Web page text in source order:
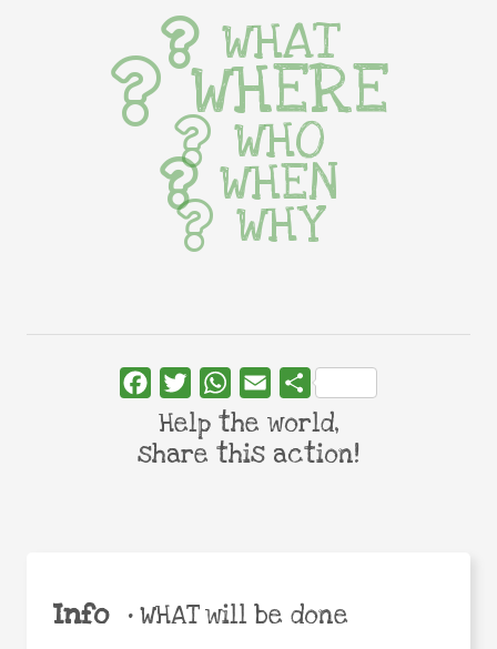
Info •WHAT will be done
WHAT
WHERE
WHO
WHEN
WHY
FacebookTwitterWhatsApp
Email Share
Help the world,
share this action!